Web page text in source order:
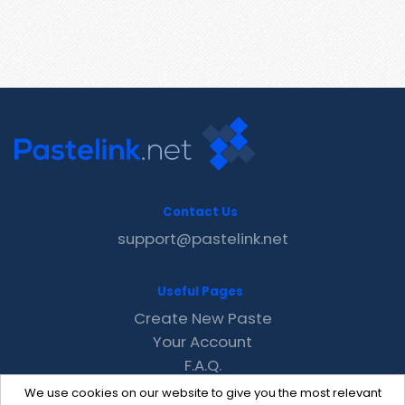
We use cookies on our website to give you the most relevant
Contact Us
support@pastelink.net
Useful Pages
Create New Paste
Your Account
F.A.Q.
Recent